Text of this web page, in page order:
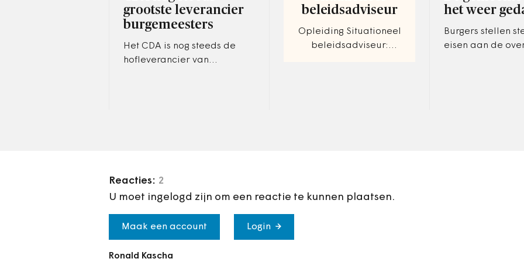
grootste leverancier
burgemeesters
Het CDA is nog steeds de
hofleverancier van
beleidsadviseur
Opleiding Situationeel
beleidsadviseur:
het weer
Burgers stellen
eisen aan de
Reacties: 2
U moet ingelogd zijn om een reactie te kunnen plaatsen.
Maak een account Login
Ronald Kascha